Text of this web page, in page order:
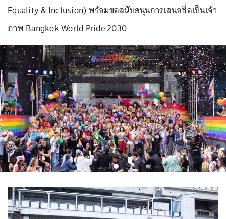
Equality & Inclusion) พร้อมขอสนับสนุนการเสนอชื่อเป็นเจ้า
ภาพ Bangkok World Pride 2030